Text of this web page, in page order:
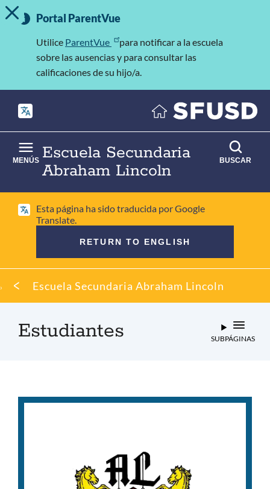
Saltar
al
contenido
Información
importante
MOSTRAR/OCULTAR MENSAJE DE ALERTA
Portal ParentVue
Utilice ParentVue
para notificar a la escuela
sobre las ausencias y para consultar las
calificaciones de su hijo/a.
Escuela Secundaria
Abraham Lincoln
MENÚS BUSCAR
Esta página ha sido traducida por Google
Translate.
RETURN TO ENGLISH
MigajaEscuela Secundaria Abraham Lincoln
Estudiantes SUBPÁGINAS